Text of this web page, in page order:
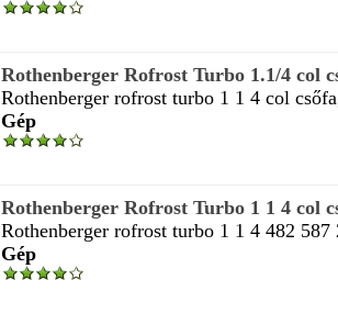
Rothenberger Rofrost Turbo 1.1/4 col
Rothenberger rofrost turbo 1 1 4 col
Gép
Rothenberger Rofrost Turbo 1 1 4 col
Rothenberger rofrost turbo 1 1 4 482 587
Gép